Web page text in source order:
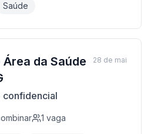
Saúde
da Saúde
confidencial
1 vaga
28 de mai